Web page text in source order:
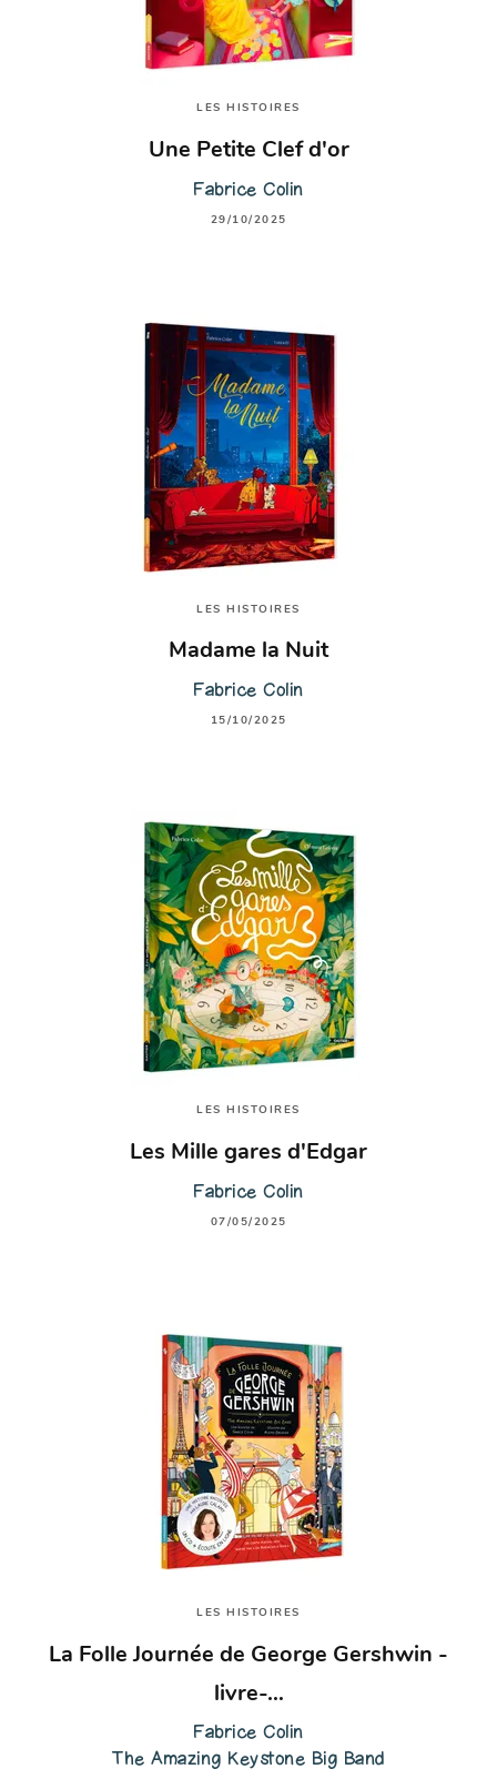
LES HISTOIRES
Une Petite Clef d'or
Fabrice Colin
29/10/2025
LES HISTOIRES
Madame la Nuit
Fabrice Colin
15/10/2025
LES HISTOIRES
Les Mille gares d'Edgar
Fabrice Colin
07/05/2025
LES HISTOIRES
La Folle Journée de George Gershwin -
livre-…
Fabrice Colin
The Amazing Keystone Big Band